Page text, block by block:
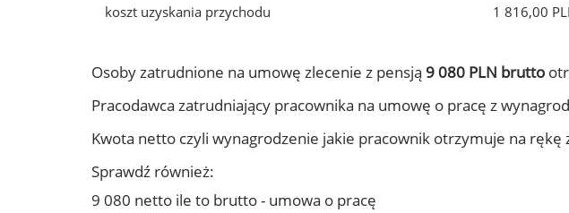
koszt uzyskania przychodu
1 816,00
Osoby zatrudnione na umowę zlecenie z pensją 9 080 PLN brutto
Pracodawca zatrudniający pracownika na umowę o pracę z
Kwota netto czyli wynagrodzenie jakie pracownik otrzymuje na
Sprawdź również:
9 080 netto ile to brutto - umowa o pracę